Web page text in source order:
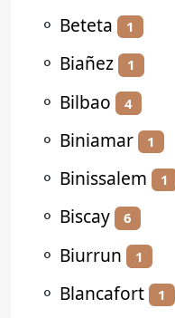
⚬ Beteta 1
⚬ Biañez 1
⚬ Bilbao 4
⚬ Biniamar 1
⚬ Binissalem 1
⚬ Biscay 6
⚬ Biurrun 1
⚬ Blancafort 1